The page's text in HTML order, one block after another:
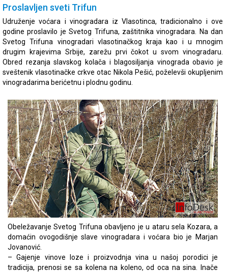
Proslavljen sveti Trifun
Udruženje voćara i vinogradara iz Vlasotinca, tradicionalno i ove
godine proslavilo je Svetog Trifuna, zaštitnika vinogradara. Na dan
Svetog Trifuna vinogradari vlasotinačkog kraja kao i u mnogim
drugim krajevima Srbije, zarežu prvi čokot u svom vinogradaru.
Obred rezanja slavskog kolača i blagosiljanja vinograda obavio je
sveštenik vlasotinačke crkve otac Nikola Pešić, poželevši okupljenim
vinogradarima berićetnu i plodnu godinu.
Obeležavanje Svetog Trifuna obavljeno je u ataru sela Kozara, a
domaćin ovogodišnje slave vinogradara i voćara bio je Marjan
Jovanović.
– Gajenje vinove loze i proizvodnja vina u našoj porodici je
tradicija, prenosi se sa kolena na koleno, od oca na sina. Inače